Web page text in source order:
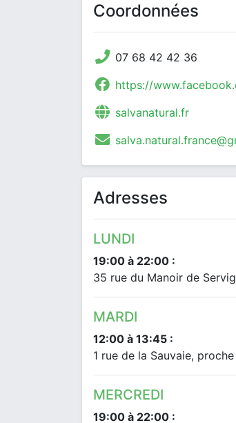
Coordonnées
07 68 42 42 36
https://
salvanatural.fr
Adresses
LUNDI
19:00 à 22:00 :
35 rue du Manoir de
MARDI
12:00 à 13:45 :
1 rue de la Sauvaie,
MERCREDI
19:00 à 22:00 :